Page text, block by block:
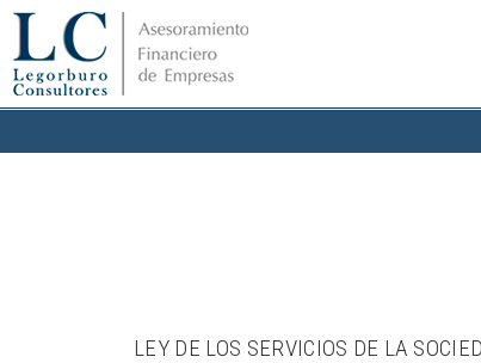
LEY DE LOS SERVICIOS DE LA